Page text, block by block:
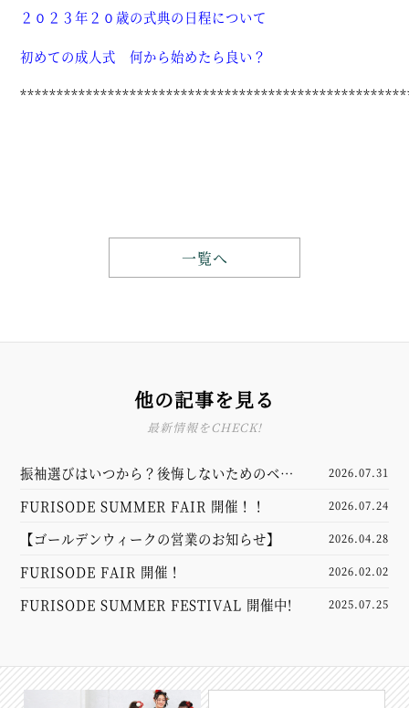
２０２３年２０歳の式典の日程について
初めての成人式 何から始めたら良い？
一覧へ
他の記事を見る
最新情報をCHECK!
振袖選びはいつから？後悔しないためのベス
2026.07.31
FURISODE SUMMER FAIR 開催！！ 2026.07.24
【ゴールデンウィークの営業のお知らせ】 2026.04.28
FURISODE FAIR 開催！ 2026.02.02
FURISODE SUMMER FESTIVAL 開催中! 2025.07.25